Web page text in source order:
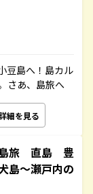
豆島へ！島カル
さあ、島旅へ
細を見る
旅 直島 豊
～瀬戸内の